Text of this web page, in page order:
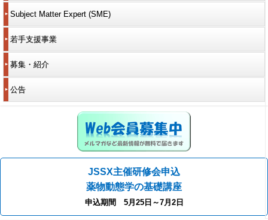
Subject Matter Expert (SME)
若手支援事業
募集・紹介
公告
JSSX主催研修会申込
薬物動態学の基礎講座
申込期間 5月25日～7月2日